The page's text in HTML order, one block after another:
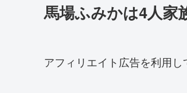
馬場ふみかは4人家
アフィリエイト広告を利用し